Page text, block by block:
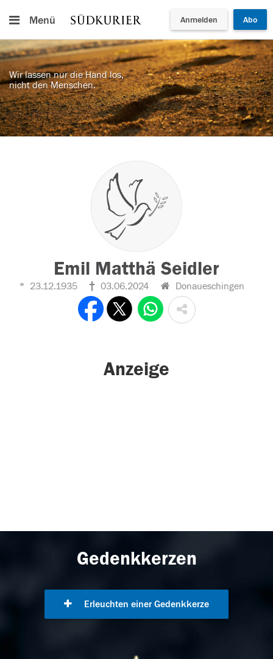
Menü Anmelden Abo
Wir lassen nur die Hand los,
nicht den Menschen.
Emil Matthä Seidler
23.12.1935 03.06.2024 Donaueschingen
Anzeige
Gedenkkerzen
Erleuchten einer Gedenkkerze